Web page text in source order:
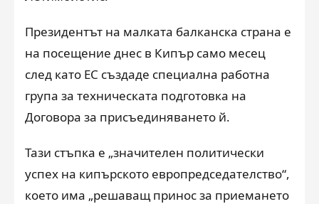
Президентът на малката балканска страна е
на посещение днес в Кипър само месец
след като ЕС създаде специална работна
група за техническата подготовка на
Договора за присъединяването й.
Тази стъпка е „значителен политически
успех на кипърското европредседателство“,
което има „решаващ принос за приемането